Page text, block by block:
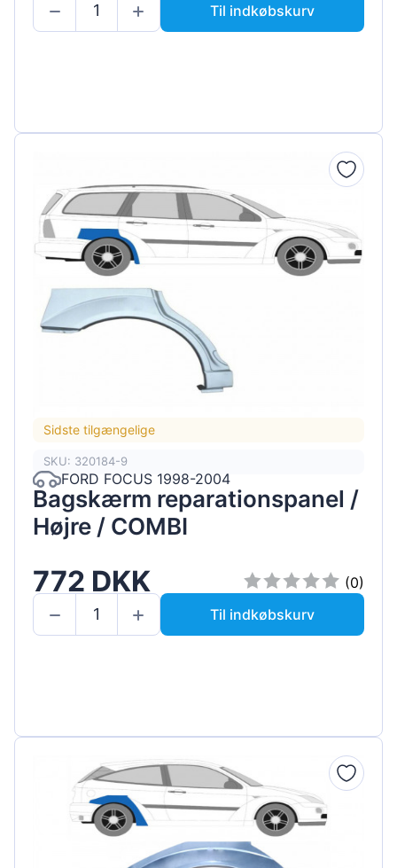
Til indkøbskurv
Sidste tilgængelige
SKU: 320184-9
FORD FOCUS 1998-2004
Bagskærm reparationspanel /
Højre / COMBI
772 DKK
(0)
Til indkøbskurv